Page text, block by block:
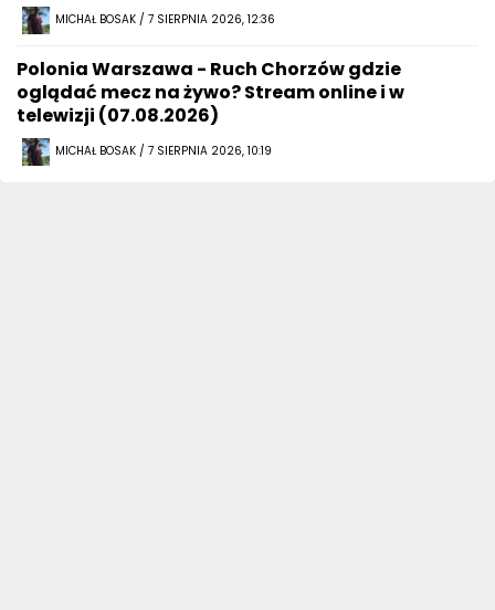
MICHAŁ BOSAK / 7 SIERPNIA 2026, 12:36
Polonia Warszawa - Ruch Chorzów gdzie
oglądać mecz na żywo? Stream online i w
telewizji (07.08.2026)
MICHAŁ BOSAK / 7 SIERPNIA 2026, 10:19